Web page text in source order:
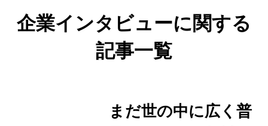
企業インタビューに関する
記事一覧
まだ世の中に広く普